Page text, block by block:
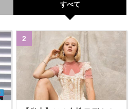
すべて